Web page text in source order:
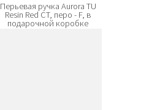
Перьевая ручка Aurora TU
Resin Red CT, перо - F, в
подарочной коробке